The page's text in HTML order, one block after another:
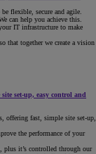
flexible, secure and agile.
can help you achieve this.
IT infrastructure to make
that together we create a vision
set-up, easy control and
offering fast, simple site set-up,
the performance of your
plus it’s controlled through our